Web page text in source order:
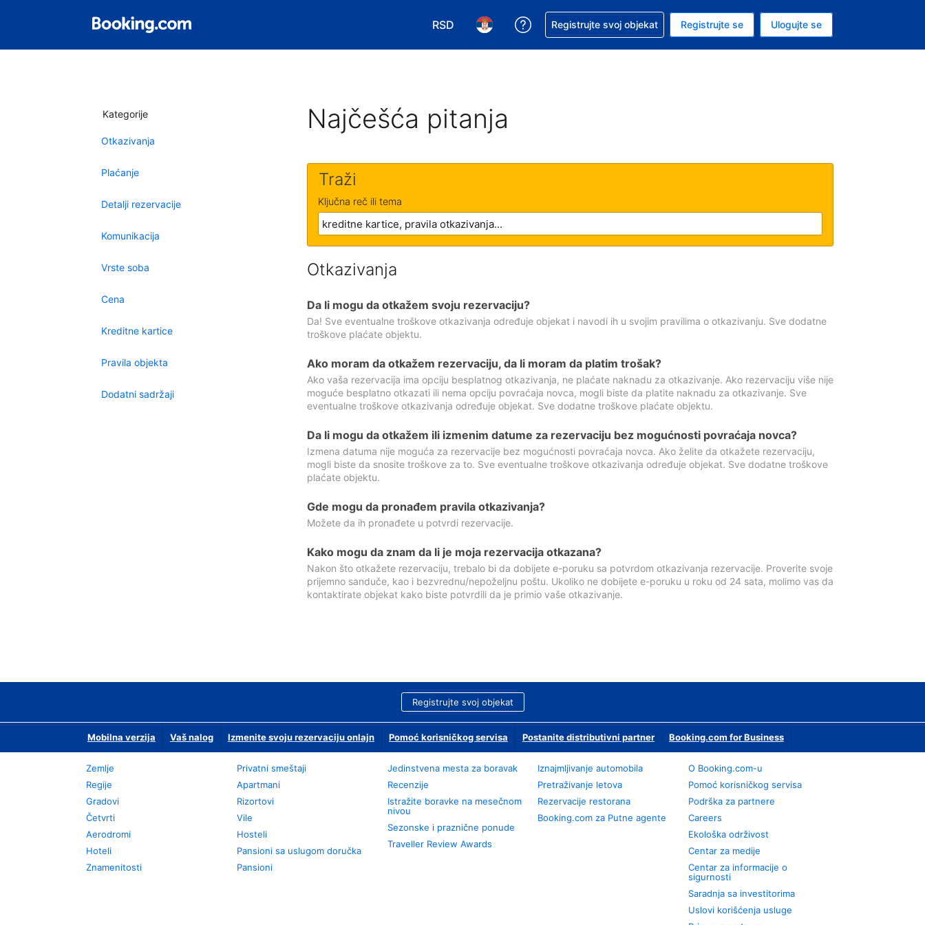
RSD
Izaberite valutu. Vaša trenutna valuta je dinar
Izaberite jezik. Vaš trenutni jezik je Srpskom
Zatražite pomoć u vezi sa rezervacijom
Registrujte svoj objekat Registrujte se Ulogujte se
Kategorije
Otkazivanja
Plaćanje
Detalji rezervacije
Komunikacija
Vrste soba
Cena
Kreditne kartice
Pravila objekta
Dodatni sadržaji
Najčešća pitanja
Traži
Ključna reč ili tema
Otkazivanja
Da li mogu da otkažem svoju rezervaciju?
Da! Sve eventualne troškove otkazivanja određuje objekat i navodi ih u svojim pravilima o otkazivanju. Sve dodatne
troškove plaćate objektu.
Ako moram da otkažem rezervaciju, da li moram da platim trošak?
Ako vaša rezervacija ima opciju besplatnog otkazivanja, ne plaćate naknadu za otkazivanje. Ako rezervaciju više nije
moguće besplatno otkazati ili nema opciju povraćaja novca, mogli biste da platite naknadu za otkazivanje. Sve
eventualne troškove otkazivanja određuje objekat. Sve dodatne troškove plaćate objektu.
Da li mogu da otkažem ili izmenim datume za rezervaciju bez mogućnosti povraćaja novca?
Izmena datuma nije moguća za rezervacije bez mogućnosti povraćaja novca. Ako želite da otkažete rezervaciju,
mogli biste da snosite troškove za to. Sve eventualne troškove otkazivanja određuje objekat. Sve dodatne troškove
plaćate objektu.
Gde mogu da pronađem pravila otkazivanja?
Možete da ih pronađete u potvrdi rezervacije.
Kako mogu da znam da li je moja rezervacija otkazana?
Nakon što otkažete rezervaciju, trebalo bi da dobijete e-poruku sa potvrdom otkazivanja rezervacije. Proverite svoje
prijemno sanduče, kao i bezvrednu/nepoželjnu poštu. Ukoliko ne dobijete e-poruku u roku od 24 sata, molimo vas da
kontaktirate objekat kako biste potvrdili da je primio vaše otkazivanje.
Registrujte svoj objekat
Mobilna verzija Vaš nalog Izmenite svoju rezervaciju onlajn Pomoć korisničkog servisa Postanite distributivni partner Booking.com for Business
Zemlje
Regije
Gradovi
Četvrti
Aerodromi
Hoteli
Znamenitosti
Privatni smeštaji
Apartmani
Rizortovi
Vile
Hosteli
Pansioni sa uslugom doručka
Pansioni
Jedinstvena mesta za boravak
Recenzije
Istražite boravke na mesečnom
nivou
Sezonske i praznične ponude
Traveller Review Awards
Iznajmljivanje automobila
Pretraživanje letova
Rezervacije restorana
Booking.com za Putne agente
О Booking.com-u
Pomoć korisničkog servisa
Podrška za partnere
Careers
Ekološka održivost
Centar za medije
Centar za informacije o
sigurnosti
Saradnja sa investitorima
Uslovi korišćenja usluge